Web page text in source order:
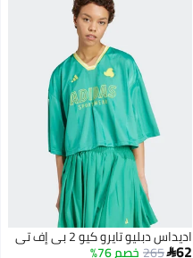
اديداس دبليو تايرو كيو 2 بي إف تي
62
265 خصم 76%
أقل سعر في السنة